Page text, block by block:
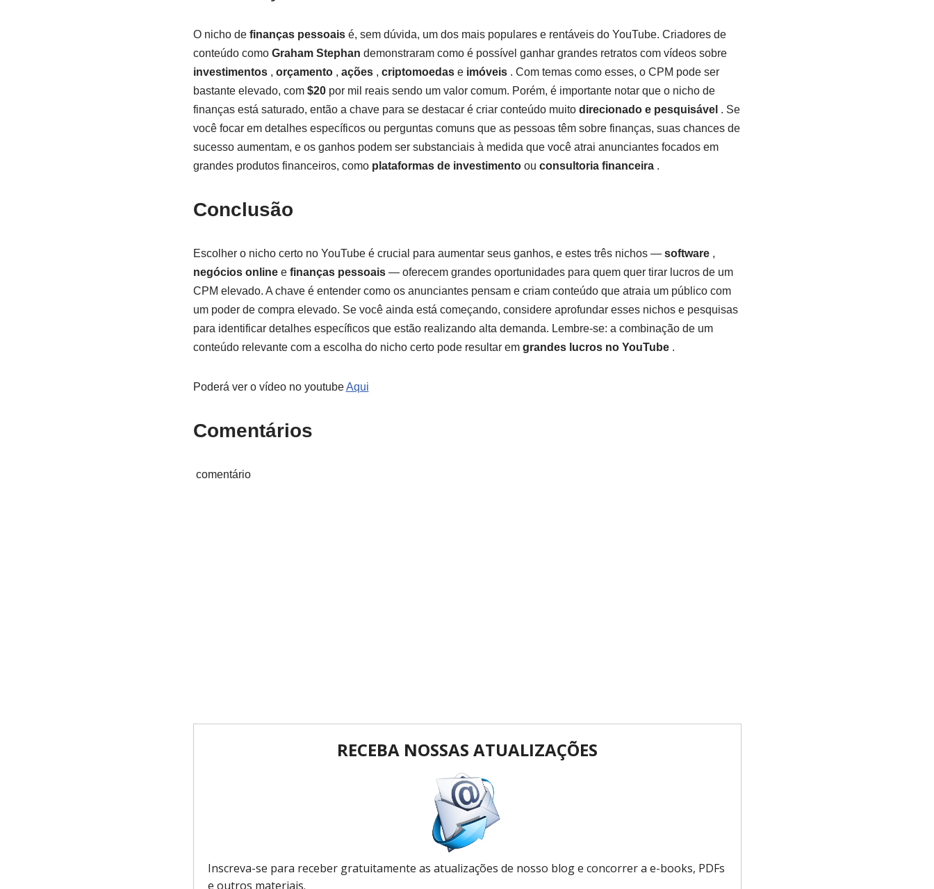
O nicho de finanças pessoaisé, sem dúvida, um dos mais populares e rentáveis ​​do YouTube. Criadores de
conteúdo como Graham Stephan demonstraram como é possível ganhar grandes retratos com vídeos sobre
investimentos, orçamento, ações, criptomoedase imóveis. Com temas como esses, o CPM pode ser
bastante elevado, com $20por mil reais sendo um valor comum. Porém, é importante notar que o nicho de
finanças está saturado, então a chave para se destacar é criar conteúdo muito direcionado e pesquisável . Se
você focar em detalhes específicos ou perguntas comuns que as pessoas têm sobre finanças, suas chances de
sucesso aumentam, e os ganhos podem ser substanciais à medida que você atrai anunciantes focados em
grandes produtos financeiros, como plataformas de investimentoou consultoria financeira.
Conclusão
Escolher o nicho certo no YouTube é crucial para aumentar seus ganhos, e estes três nichos — software,
negócios onlinee finanças pessoais— oferecem grandes oportunidades para quem quer tirar lucros de um
CPM elevado. A chave é entender como os anunciantes pensam e criam conteúdo que atraia um público com
um poder de compra elevado. Se você ainda está começando, considere aprofundar esses nichos e pesquisas
para identificar detalhes específicos que estão realizando alta demanda. Lembre-se: a combinação de um
conteúdo relevante com a escolha do nicho certo pode resultar em grandes lucros no YouTube.
Poderá ver o vídeo no youtubeAqui
Comentários
comentário